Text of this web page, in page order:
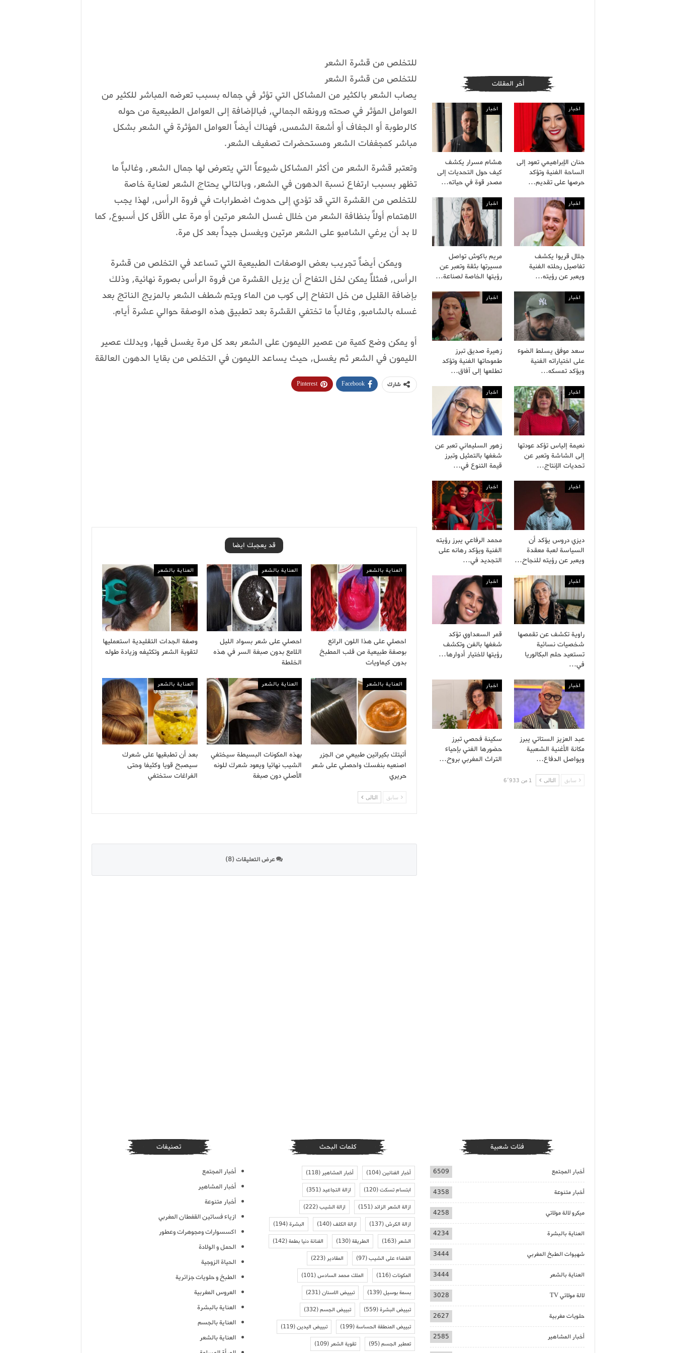
للتخلص من قشرة الشعر
للتخلص من قشرة الشعر
يصاب الشعر بالكثير من المشاكل التي تؤثر في جماله بسبب تعرضه المباشر للكثير من
العوامل المؤثر في صحته ورونقه الجمالي, فبالإضافة إلى العوامل الطبيعية من حوله
كالرطوبة أو الجفاف أو أشعة الشمس, فهناك أيضاً العوامل المؤثرة في الشعر بشكل
مباشر كمجففات الشعر ومستحضرات تصفيف الشعر.
وتعتبر قشرة الشعر من أكثر المشاكل شيوعاً التي يتعرض لها جمال الشعر, وغالباً ما
تظهر بسبب ارتفاع نسبة الدهون في الشعر, وبالتالي يحتاج الشعر لعناية خاصة
للتخلص من القشرة التي قد تؤدي إلى حدوث اضطرابات في فروة الرأس, لهذا يجب
الاهتمام أولاً بنظافة الشعر من خلال غسل الشعر مرتين أو مرة على الأقل كل أسبوع, كما
لا بد أن يرغي الشامبو على الشعر مرتين ويغسل جيداً بعد كل مرة.
ويمكن أيضاً تجريب بعض الوصفات الطبيعية التي تساعد في التخلص من قشرة
الرأس, فمثلاً يمكن لخل التفاح أن يزيل القشرة من فروة الرأس بصورة نهائية, وذلك
بإضافة القليل من خل التفاح إلى كوب من الماء ويتم شطف الشعر بالمزيج الناتج بعد
غسله بالشامبو, وغالباً ما تختفي القشرة بعد تطبيق هذه الوصفة حوالي عشرة أيام.
أو يمكن وضع كمية من عصير الليمون على الشعر بعد كل مرة يغسل فيها, ويدلك عصير
الليمون في الشعر ثم يغسل, حيث يساعد الليمون في التخلص من بقايا الدهون العالقة
شارك Facebook
Pinterest
قد يعجبك ايضا
العناية بالشعر
احصلي على هذا اللون الرائع
بوصفة طبيعية من قلب المطبخ
بدون كيماويات
العناية بالشعر
احصلي على شعر بسواد الليل
اللامع بدون صبغة السر في هذه
الخلطة
العناية بالشعر
وصفة الجدات التقليدية استعمليها
لتقوية الشعر وتكثيفه وزيادة طوله
العناية بالشعر
أتيتك بكيراتين طبيعي من الجزر
اصنعيه بنفسك واحصلي على شعر
حريري
العناية بالشعر
بهذه المكونات البسيطة سيختفي
الشيب نهائيا ويعود شعرك للونه
الأصلي دون صبغة
العناية بالشعر
بعد أن تطبقيها على شعرك
سيصبح قويا وكثيفا وحتى
الفراغات ستختفي
سابق التالى
عرض التعليقات (8)
أخر المقلات
اخبار
حنان الإبراهيمي تعود إلى
الساحة الفنية وتؤكد
حرصها على تقديم…
اخبار
هشام مسرار يكشف
كيف حول التحديات إلى
مصدر قوة في حياته…
اخبار
جلال قريوا يكشف
تفاصيل رحلته الفنية
ويعبر عن رؤيته…
اخبار
مريم باكوش تواصل
مسيرتها بثقة وتعبر عن
رؤيتها الخاصة لصناعة…
اخبار
سعد موفق يسلط الضوء
على اختياراته الفنية
ويؤكد تمسكه…
اخبار
زهيرة صديق تبرز
طموحاتها الفنية وتؤكد
تطلعها إلى آفاق…
اخبار
نعيمة إلياس تؤكد عودتها
إلى الشاشة وتعبر عن
تحديات الإنتاج…
اخبار
زهور السليماني تعبر عن
شغفها بالتمثيل وتبرز
قيمة التنوع في…
اخبار
ديزي دروس يؤكد أن
السياسة لعبة معقدة
ويعبر عن رؤيته للنجاح…
اخبار
محمد الرفاعي يبرز رؤيته
الفنية ويؤكد رهانه على
التجديد في…
اخبار
راوية تكشف عن تقمصها
شخصيات نسائية
تستعيد حلم البكالوريا
في…
اخبار
قمر السعداوي تؤكد
شغفها بالفن وتكشف
رؤيتها لاختيار أدوارها…
اخبار
عبد العزيز الستاتي يبرز
مكانة الأغنية الشعبية
ويواصل الدفاع…
اخبار
سكينة فحصي تبرز
حضورها الفني بإحياء
التراث المغربي بروح…
سابق التالى 1 من 6٬933
فئات شعبية
أخبار المجتمع 6509
أخبار متنوعة 4358
ميكرو لالة مولاتي 4258
العناية بالبشرة 4234
شهيوات الطبخ المغربي 3444
العناية بالشعر 3444
لالة مولاتي TV 3028
حلويات مغربية 2627
أخبار المشاهير 2585
كلمات البحث
أخبار الفنانين(104) أخبار المشاهير(118)
ابتسام تسكت(120) ازالة التجاعيد(351)
ازالة الشعر الزائد(151) ازالة الشيب(222)
ازالة الكرش(137) ازالة الكلف(140) البشرة(194)
الشعر(163) الطريقة(130) الفنانة دنيا بطمة(142)
القضاء على الشيب(97) المقادير(223)
المكونات(116) الملك محمد السادس(101)
بسمة بوسيل(139) تبييض الاسنان(231)
تبييض البشرة(559) تبييض الجسم(332)
تبييض المنطقة الحساسة(199) تبييض اليدين(119)
تعطير الجسم(95) تقوية الشعر(109)
تصنيفات
أخبار المجتمع
أخبار المشاهير
أخبار متنوعة
ازياء فساتين القفطان المغربي
اكسسوارات ومجوهرات وعطور
الحمل و الولادة
الحياة الزوجية
الطبخ و حلويات جزائرية
العروس المغربية
العناية بالبشرة
العناية بالجسم
العناية بالشعر